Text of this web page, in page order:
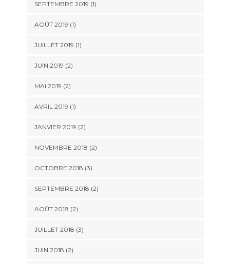
SEPTEMBRE 2019 (1)
AOÛT 2019 (1)
JUILLET 2019 (1)
JUIN 2019 (2)
MAI 2019 (2)
AVRIL 2019 (1)
JANVIER 2019 (2)
NOVEMBRE 2018 (2)
OCTOBRE 2018 (3)
SEPTEMBRE 2018 (2)
AOÛT 2018 (2)
JUILLET 2018 (3)
JUIN 2018 (2)